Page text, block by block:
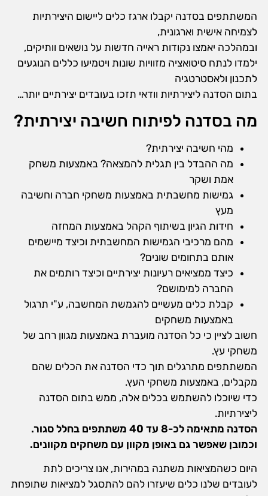
המשתתפים בסדנה יקבלו ארגז כלים ליישום היצירתיות
לצמיחה אישית וארגונית,
ובמהלכה יאמצו נקודות ראייה חדשות על נושאים וותיקים,
ילמדו לנתח סיטואציה מזוויות שונות ויטמיעו כללים הנוגעים
לתכנון ולאסטרטגיה
בתום הסדנה ליצירתיות וודאי תזכו בעובדים יצירתיים יותר…
מה בסדנה לפיתוח חשיבה יצירתית?
מהי חשיבה יצירתית?
מה ההבדל בין תגלית להמצאה? באמצעות משחק
אמת ושקר
גמישות מחשבתית באמצעות משחקי חברה וחשיבה
מעץ
חידות הגיון בשיתוף הקהל באמצעות המחזה
מהם מרכיבי הגמישות המחשבתית וכיצד מיישמים
אותם בתחומים שונים?
כיצד ממציאים רעיונות יצירתיים וכיצד רותמים את
החברה למימושם?
קבלת כלים מעשיים להגמשת המחשבה, ע"י תרגול
באמצעות משחקים
חשוב לציין כי כל הסדנה מועברת באמצעות מגוון רחב של
משחקי עץ.
המשתתפים מתרגלים תוך כדי הסדנה את הכלים שהם
מקבלים, באמצעות משחקי העץ.
כדי שיוכלו להשתמש בכלים אלה, ממש בתום הסדנה
ליצירתיות.
הסדנה מתאימה לכ-8 עד 40 משתתפים בחלל סגור.
וכמובן שאפשר גם באופן מקוון עם משחקים מקוונים.
היום כשהמציאות משתנה במהירות, אנו צריכים לתת
לעובדים שלנו כלים שיעזרו להם להתסגל למציאות שתופחת